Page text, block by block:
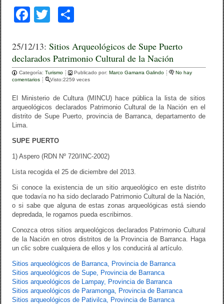
F
c
e
b
o
o
T
tt
er
m
p
ar
tir
25/12/13:Sitios Arqueológicos de Supe Puerto
declarados Patrimonio Cultural de la Nación
Categoría:Turismo Publicado por:Marco Gamarra Galindo
No hay
comentarios
Visto:2259 veces
El Ministerio de Cultura (MINCU) hace pública la lista de sitios
arqueológicos declarados Patrimonio Cultural de la Nación en el
distrito de Supe Puerto, provincia de Barranca, departamento de
Lima.
SUPE PUERTO
1) Aspero (RDN Nº 720/INC-2002)
Lista recogida el 25 de diciembre del 2013.
Si conoce la existencia de un sitio arqueológico en este distrito
que todavía no ha sido declarado Patrimonio Cultural de la Nación,
o si sabe que alguna de estas zonas arqueológicas está siendo
depredada, le rogamos pueda escribirnos.
Conozca otros sitios arqueológicos declarados Patrimonio Cultural
de la Nación en otros distritos de la Provincia de Barranca. Haga
un clic sobre cualquiera de ellos y los conducirá al artículo.
Sitios arqueológicos de Barranca, Provincia de Barranca
Sitios arqueológicos de Supe, Provincia de Barranca
Sitios arqueológicos de Lampay, Provincia de Barranca
Sitios arqueológicos de Paramonga, Provincia de Barranca
Sitios arqueológicos de Pativilca, Provincia de Barranca